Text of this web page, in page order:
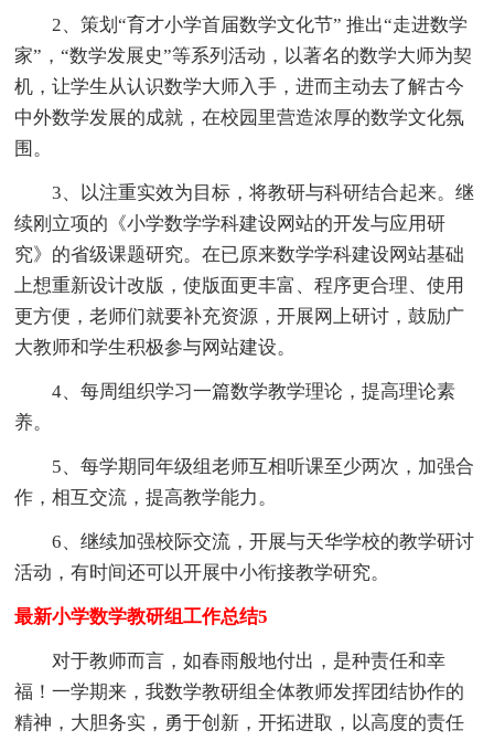
2、策划“育才小学首届数学文化节” 推出“走进数学
家”，“数学发展史”等系列活动，以著名的数学大师为契
机，让学生从认识数学大师入手，进而主动去了解古今
中外数学发展的成就，在校园里营造浓厚的数学文化氛
围。
3、以注重实效为目标，将教研与科研结合起来。继
续刚立项的《小学数学学科建设网站的开发与应用研
究》的省级课题研究。在已原来数学学科建设网站基础
上想重新设计改版，使版面更丰富、程序更合理、使用
更方便，老师们就要补充资源，开展网上研讨，鼓励广
大教师和学生积极参与网站建设。
4、每周组织学习一篇数学教学理论，提高理论素
养。
5、每学期同年级组老师互相听课至少两次，加强合
作，相互交流，提高教学能力。
6、继续加强校际交流，开展与天华学校的教学研讨
活动，有时间还可以开展中小衔接教学研究。
最新小学数学教研组工作总结5
对于教师而言，如春雨般地付出，是种责任和幸
福！一学期来，我数学教研组全体教师发挥团结协作的
精神，大胆务实，勇于创新，开拓进取，以高度的责任